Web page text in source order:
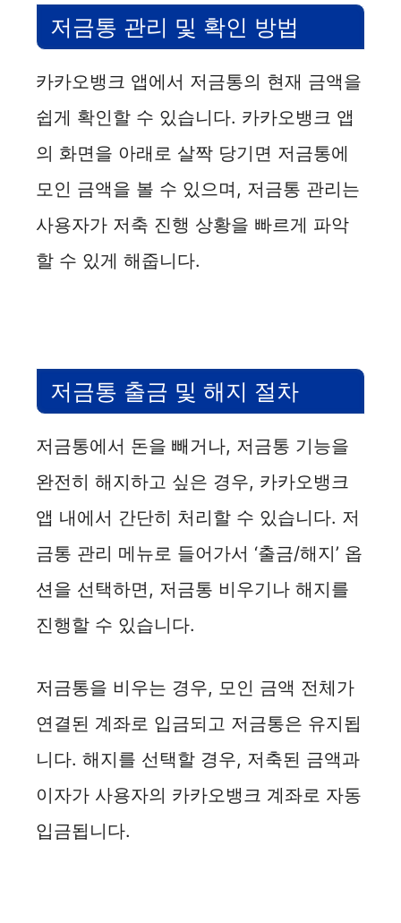
저금통 관리 및 확인 방법
카카오뱅크 앱에서 저금통의 현재 금액을
쉽게 확인할 수 있습니다. 카카오뱅크 앱
의 화면을 아래로 살짝 당기면 저금통에
모인 금액을 볼 수 있으며, 저금통 관리는
사용자가 저축 진행 상황을 빠르게 파악
할 수 있게 해줍니다.
저금통 출금 및 해지 절차
저금통에서 돈을 빼거나, 저금통 기능을
완전히 해지하고 싶은 경우, 카카오뱅크
앱 내에서 간단히 처리할 수 있습니다. 저
금통 관리 메뉴로 들어가서 ‘출금/해지’ 옵
션을 선택하면, 저금통 비우기나 해지를
진행할 수 있습니다.
저금통을 비우는 경우, 모인 금액 전체가
연결된 계좌로 입금되고 저금통은 유지됩
니다. 해지를 선택할 경우, 저축된 금액과
이자가 사용자의 카카오뱅크 계좌로 자동
입금됩니다.